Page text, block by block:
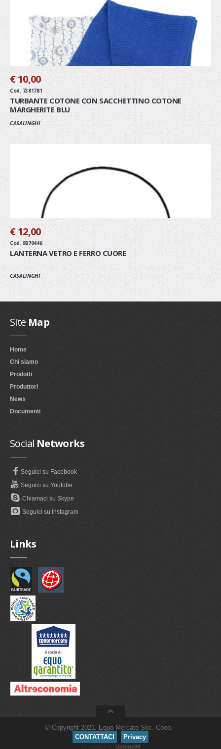
€ 10,00
Cod. 7381781
TURBANTE COTONE CON SACCHETTINO COTONE
MARGHERITE BLU
CASALINGHI
€ 12,00
Cod. 8070446
LANTERNA VETRO E FERRO CUORE
CASALINGHI
Site Map
Home
Chi siamo
Prodotti
Produttori
News
Documenti
Social Networks
Seguici su Facebook
Seguici su Youtube
Chiamaci su Skype
Seguici su Instagram
Links
© Copyright 2021. Equo Mercato Soc. Coop. -
CONTATTACI
Privacy
Uptime99